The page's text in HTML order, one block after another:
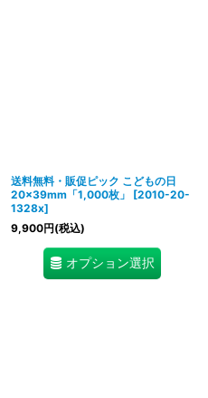
送料無料・販促ピック こどもの日
20×39mm「1,000枚」
[2010-20-
1328x]
9,900円(税込)
オプション選択